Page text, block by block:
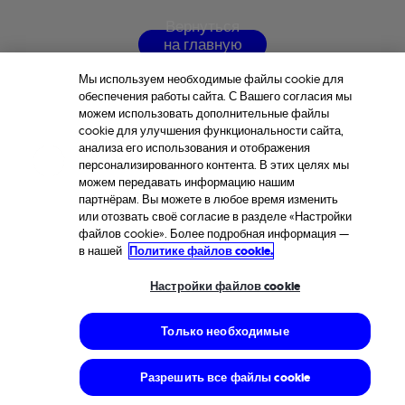
Вернуться
на главную
Мы используем необходимые файлы cookie для
обеспечения работы сайта. С Вашего согласия мы
можем использовать дополнительные файлы
cookie для улучшения функциональности сайта,
анализа его использования и отображения
персонализированного контента. В этих целях мы
можем передавать информацию нашим
партнёрам. Вы можете в любое время изменить
или отозвать своё согласие в разделе «Настройки
файлов cookie». Более подробная информация —
в нашей Политике файлов cookie.
Настройки файлов cookie
Только необходимые
Разрешить все файлы cookie